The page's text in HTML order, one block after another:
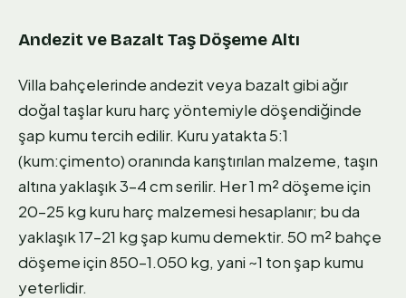
Andezit ve Bazalt Taş Döşeme Altı
Villa bahçelerinde andezit veya bazalt gibi ağır
doğal taşlar kuru harç yöntemiyle döşendiğinde
şap kumu tercih edilir. Kuru yatakta 5:1
(kum:çimento) oranında karıştırılan malzeme, taşın
altına yaklaşık 3–4 cm serilir. Her 1 m² döşeme için
20–25 kg kuru harç malzemesi hesaplanır; bu da
yaklaşık 17–21 kg şap kumu demektir. 50 m² bahçe
döşeme için 850–1.050 kg, yani ~1 ton şap kumu
yeterlidir.